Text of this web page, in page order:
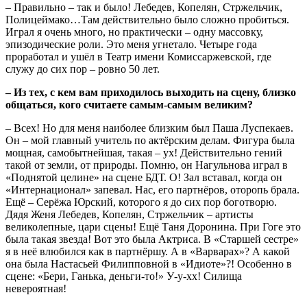
– Правильно – так и было! Лебедев, Копелян, Стржельчик,
Полицеймако…Там действительно было сложно пробиться.
Играл я очень много, но практически – одну массовку,
эпизодические роли. Это меня угнетало. Четыре года
проработал и ушёл в Театр имени Комиссаржевской, где
служу до сих пор – ровно 50 лет.
– Из тех, с кем вам приходилось выходить на сцену, близко
общаться, кого считаете самым-самым великим?
– Всех! Но для меня наиболее близким был Паша Луспекаев.
Он – мой главный учитель по актёрским делам. Фигура была
мощная, самобытнейшая, такая – ух! Действительно гений
такой от земли, от природы. Помню, он Нагульнова играл в
«Поднятой целине» на сцене БДТ. О! Зал вставал, когда он
«Интернационал» запевал. Нас, его партнёров, оторопь брала.
Ещё – Серёжа Юрский, которого я до сих пор боготворю.
Дядя Женя Лебедев, Копелян, Стржельчик – артисты
великолепные, цари сцены! Ещё Таня Доронина. При Гоге это
была такая звезда! Вот это была Актриса. В «Старшей сестре»
я в неё влюбился как в партнёршу. А в «Варварах»? А какой
она была Настасьей Филипповной в «Идиоте»?! Особенно в
сцене: «Бери, Ганька, деньги-то!» У-у-хх! Силища
невероятная!